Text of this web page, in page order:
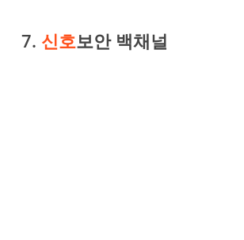
7. 신호보안 백채널